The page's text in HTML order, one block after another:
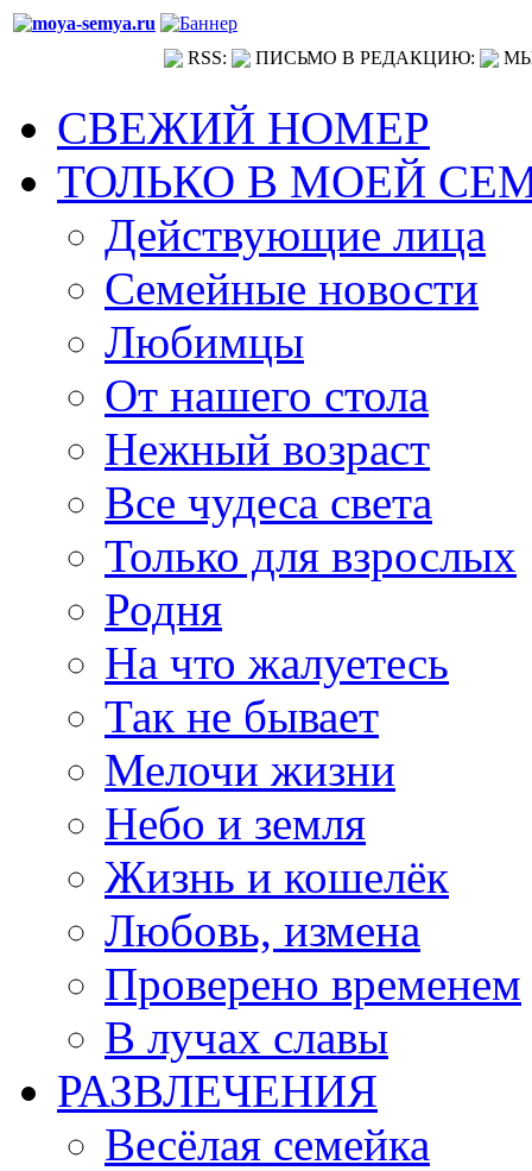
RSS: ПИСЬМО В РЕДАКЦИЮ:
СВЕЖИЙ НОМЕР
ТОЛЬКО В МОЕЙ
Действующие лица
Семейные новости
Любимцы
От нашего стола
Нежный возраст
Все чудеса света
Только для взрослых
Родня
На что жалуетесь
Так не бывает
Мелочи жизни
Небо и земля
Жизнь и кошелёк
Любовь, измена
Проверено временем
В лучах славы
РАЗВЛЕЧЕНИЯ
Весёлая семейка